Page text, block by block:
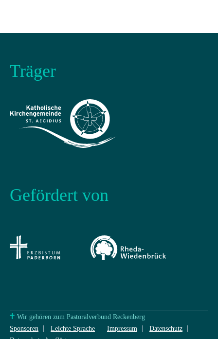
Träger
Gefördert von
Wir gehören zum Pastoralverbund Reckenberg
Sponsoren
Leichte Sprache Impressum
Datenschutz